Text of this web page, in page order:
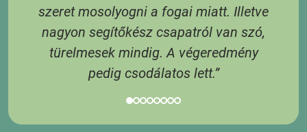
szeret mosolyogni a fogai miatt. Illetve
nagyon segítőkész csapatról van szó,
türelmesek mindig. A végeredmény
pedig csodálatos lett.”